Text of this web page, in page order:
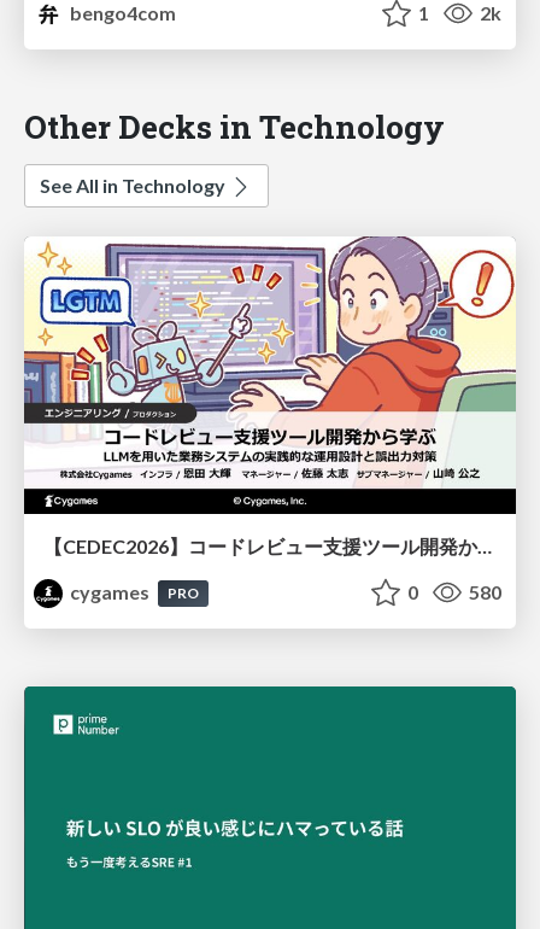
bengo4com
1 2k
Other Decks in Technology
See All in Technology
【CEDEC2026】コードレビュー支援ツール開発から学ぶ：LLMを用いた業務システムの実践的な運用設計と誤出力対策
cygames
PRO 0 580